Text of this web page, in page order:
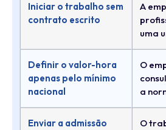
Iniciar o trabalho sem
contrato escrito
A
uma
Definir o valor-hora
apenas pelo mínimo
nacional
O
a
Enviar a admissão
O